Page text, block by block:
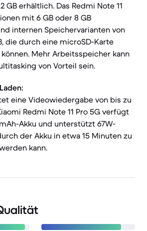
GB erhältlich. Das Redmi Note 11
mit 6 GB oder 8 GB
internen Speichervarianten von
die durch eine microSD-Karte
Mehr Arbeitsspeicher kann
von Vorteil sein.
eine Videowiedergabe von bis zu
Redmi Note 11 Pro 5G verfügt
Akku und unterstützt 67W-
der Akku in etwa 15 Minuten zu
kann.